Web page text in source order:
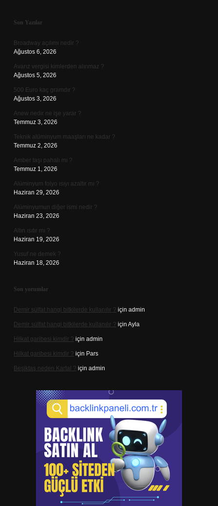
Sidebar
Son Yazılar
Broadway açılımı nedir ?
Ağustos 6, 2026
Avarız vergisi kimlerden alınmaz ?
Ağustos 5, 2026
500 Euro kaç gramdır ?
Ağustos 3, 2026
Anew nedir ne işe yarar ?
Temmuz 3, 2026
Teknik alüminyum maaşları ne kadar ?
Temmuz 2, 2026
Amber taşı pahalı mı ?
Temmuz 1, 2026
Alüminyum folyo ısıyı azaltır mı ?
Haziran 29, 2026
Alüminyumun diğer ismi nedir ?
Haziran 23, 2026
Altın ısıtır mı ?
Haziran 19, 2026
Yusuf ne demek ?
Haziran 18, 2026
Son yorumlar
Demir sülfat hangi bitkilerde kullanılır ? için admin
Demir sülfat hangi bitkilerde kullanılır ? için Ayla
Hilkat garibesi kimdir ? için admin
Hilkat garibesi kimdir ? için Pars
Beşiktaş neden Kartal ? için admin